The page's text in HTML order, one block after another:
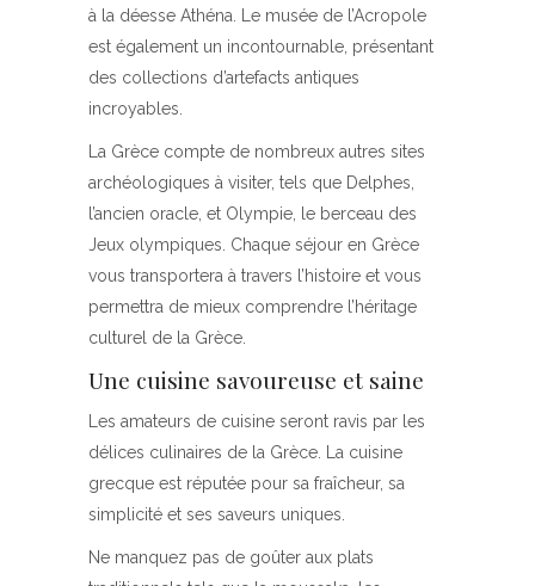
à la déesse Athéna. Le musée de l’Acropole
est également un incontournable, présentant
des collections d’artefacts antiques
incroyables.
La Grèce compte de nombreux autres sites
archéologiques à visiter, tels que Delphes,
l’ancien oracle, et Olympie, le berceau des
Jeux olympiques. Chaque séjour en Grèce
vous transportera à travers l’histoire et vous
permettra de mieux comprendre l’héritage
culturel de la Grèce.
Une cuisine savoureuse et saine
Les amateurs de cuisine seront ravis par les
délices culinaires de la Grèce. La cuisine
grecque est réputée pour sa fraîcheur, sa
simplicité et ses saveurs uniques.
Ne manquez pas de goûter aux plats